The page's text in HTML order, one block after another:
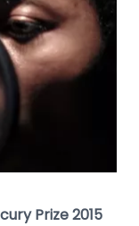
Prize 2015